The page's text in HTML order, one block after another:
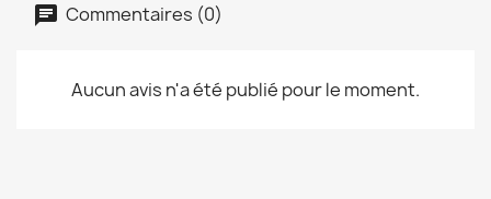
Commentaires (0)
Aucun avis n'a été publié pour le moment.